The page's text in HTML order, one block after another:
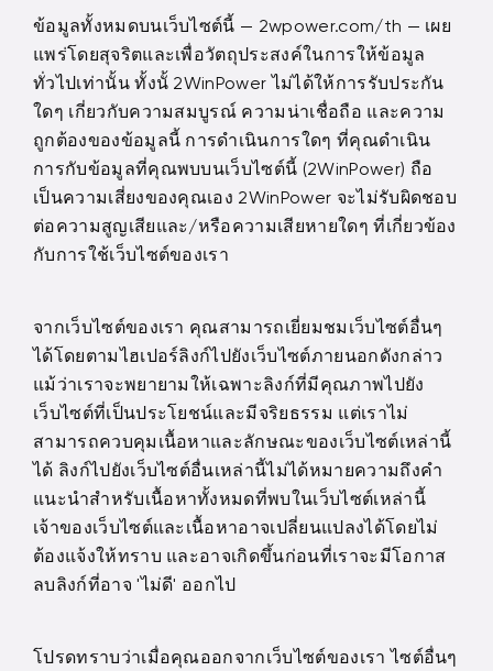
ข้อมูลทั้งหมดบนเว็บไซต์นี้ — 2wpower.com/th — เผย
แพร่โดยสุจริตและเพื่อวัตถุประสงค์ในการให้ข้อมูล
ทั่วไปเท่านั้น ทั้งนั้ 2WinPower ไม่ได้ให้การรับประกัน
ใดๆ เกี่ยวกับความสมบูรณ์ ความน่าเชื่อถือ และความ
ถูกต้องของข้อมูลนี้ การดำเนินการใดๆ ที่คุณดำเนิน
การกับข้อมูลที่คุณพบบนเว็บไซต์นี้ (2WinPower) ถือ
เป็นความเสี่ยงของคุณเอง 2WinPower จะไม่รับผิดชอบ
ต่อความสูญเสียและ/หรือความเสียหายใดๆ ที่เกี่ยวข้อง
กับการใช้เว็บไซต์ของเรา
จากเว็บไซต์ของเรา คุณสามารถเยี่ยมชมเว็บไซต์อื่นๆ
ได้โดยตามไฮเปอร์ลิงก์ไปยังเว็บไซต์ภายนอกดังกล่าว
แม้ว่าเราจะพยายามให้เฉพาะลิงก์ที่มีคุณภาพไปยัง
เว็บไซต์ที่เป็นประโยชน์และมีจริยธรรม แต่เราไม่
สามารถควบคุมเนื้อหาและลักษณะของเว็บไซต์เหล่านี้
ได้ ลิงก์ไปยังเว็บไซต์อื่นเหล่านี้ไม่ได้หมายความถึงคำ
แนะนำสำหรับเนื้อหาทั้งหมดที่พบในเว็บไซต์เหล่านี้
เจ้าของเว็บไซต์และเนื้อหาอาจเปลี่ยนแปลงได้โดยไม่
ต้องแจ้งให้ทราบ และอาจเกิดขึ้นก่อนที่เราจะมีโอกาส
ลบลิงก์ที่อาจ 'ไม่ดี' ออกไป
โปรดทราบว่าเมื่อคุณออกจากเว็บไซต์ของเรา ไซต์อื่นๆ